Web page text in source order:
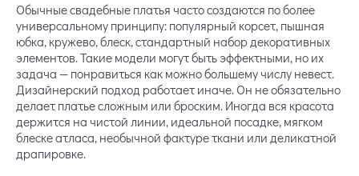
Обычные свадебные платья часто создаются по более
универсальному принципу: популярный корсет, пышная
юбка, кружево, блеск, стандартный набор декоративных
элементов. Такие модели могут быть эффектными, но их
задача — понравиться как можно большему числу невест.
Дизайнерский подход работает иначе. Он не обязательно
делает платье сложным или броским. Иногда вся красота
держится на чистой линии, идеальной посадке, мягком
блеске атласа, необычной фактуре ткани или деликатной
драпировке.